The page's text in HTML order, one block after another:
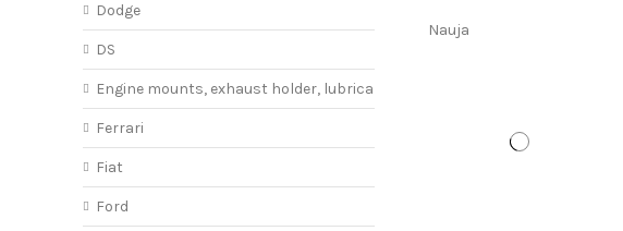
Nauja
Dodge
DS
Engine mounts, exhaust holder, lubricant
Ferrari
Fiat
Ford